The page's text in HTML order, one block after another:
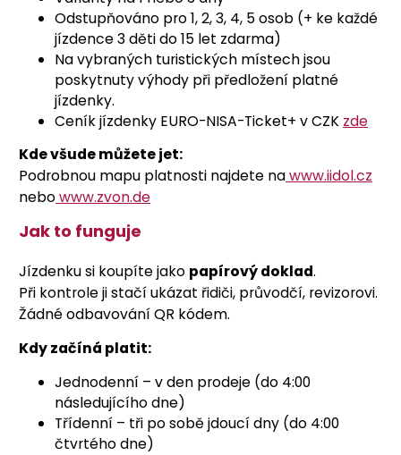
Odstupňováno pro 1, 2, 3, 4, 5 osob (+ ke každé
jízdence 3 děti do 15 let zdarma)
Na vybraných turistických místech jsou
poskytnuty výhody při předložení platné
jízdenky.
Ceník jízdenky EURO-NISA-Ticket+ v CZK zde
Kde všude můžete jet:
Podrobnou mapu platnosti najdete nawww.iidol.cz
nebowww.zvon.de
Jak to funguje
Jízdenku si koupíte jako papírový doklad.
Při kontrole ji stačí ukázat řidiči, průvodčí, revizorovi.
Žádné odbavování QR kódem.
Kdy začíná platit:
Jednodenní – v den prodeje (do 4:00
následujícího dne)
Třídenní – tři po sobě jdoucí dny (do 4:00
čtvrtého dne)